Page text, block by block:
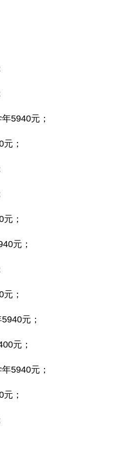
5940元；
；
；
元；
；
元；
元；
5940元；
；